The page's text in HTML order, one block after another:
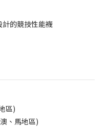
的競技性能襪
區)
、馬地區)